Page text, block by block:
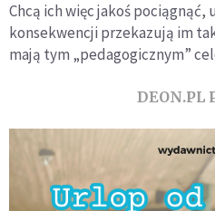
Chcą ich więc jakoś
konsekwencji przekazują im
mają tym „pedagogicznym”
DEON.PL